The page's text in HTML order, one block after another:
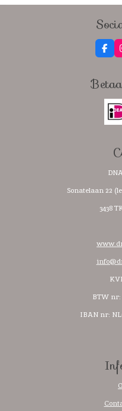
F
a
b
o
Sonatelaan 22
3438
BTW nr:
IBAN nr: